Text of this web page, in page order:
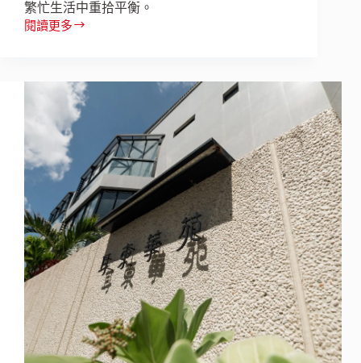
繁忙生活中重拾平衡。
閱讀更多
內
旋
「旋
悅
暖
旅」，
豪
華
四
人
房、
汗
蒸